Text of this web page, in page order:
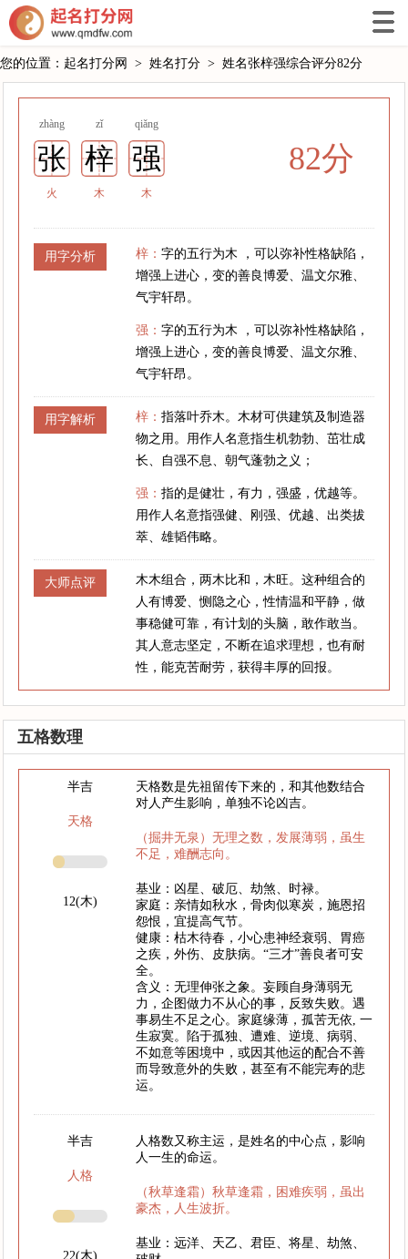
您的位置： 起名打分网 > 姓名打分 > 姓名张梓强综合评分82分
zhàng zǐ qiǎng
张 梓 强
火 木 木
82分
用字分析 梓：字的五行为木 ，可以弥补性格缺陷，
增强上进心，变的善良博爱、温文尔雅、
气宇轩昂。
强：字的五行为木 ，可以弥补性格缺陷，
增强上进心，变的善良博爱、温文尔雅、
气宇轩昂。
用字解析 梓：指落叶乔木。木材可供建筑及制造器
物之用。用作人名意指生机勃勃、茁壮成
长、自强不息、朝气蓬勃之义；
强：指的是健壮，有力，强盛，优越等。
用作人名意指强健、刚强、优越、出类拔
萃、雄韬伟略。
大师点评
木木组合，两木比和，木旺。这种组合的
人有博爱、恻隐之心，性情温和平静，做
事稳健可靠，有计划的头脑，敢作敢当。
其人意志坚定，不断在追求理想，也有耐
性，能克苦耐劳，获得丰厚的回报。
五格数理
半吉
天格
12(木)
天格数是先祖留传下来的，和其他数结合
对人产生影响，单独不论凶吉。
（掘井无泉）无理之数，发展薄弱，虽生
不足，难酬志向。
基业：凶星、破厄、劫煞、时禄。
家庭：亲情如秋水，骨肉似寒炭，施恩招
怨恨，宜提高气节。
健康：枯木待春，小心患神经衰弱、胃癌
之疾，外伤、皮肤病。“三才”善良者可安
全。
含义：无理伸张之象。妄顾自身薄弱无
力，企图做力不从心的事，反致失败。遇
事易生不足之心。家庭缘薄，孤苦无依, 一
生寂寞。陷于孤独、遭难、逆境、病弱、
不如意等困境中，或因其他运的配合不善
而导致意外的失败，甚至有不能完寿的悲
运。
半吉
人格
22(木)
人格数又称主运，是姓名的中心点，影响
人一生的命运。
（秋草逢霜）秋草逢霜，困难疾弱，虽出
豪杰，人生波折。
基业：远洋、天乙、君臣、将星、劫煞、